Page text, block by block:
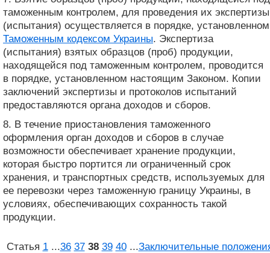
таможенным контролем, для проведения их экспертизы
(испытания) осуществляется в порядке, установленном
Таможенным кодексом Украины. Экспертиза
(испытания) взятых образцов (проб) продукции,
находящейся под таможенным контролем, проводится
в порядке, установленном настоящим Законом. Копии
заключений экспертизы и протоколов испытаний
предоставляются органа доходов и сборов.
8. В течение приостановления таможенного
оформления орган доходов и сборов в случае
возможности обеспечивает хранение продукции,
которая быстро портится ли ограниченный срок
хранения, и транспортных средств, используемых для
ее перевозки через таможенную границу Украины, в
условиях, обеспечивающих сохранность такой
продукции.
Статья 1 ...36 37 38 39 40 ...Заключительные